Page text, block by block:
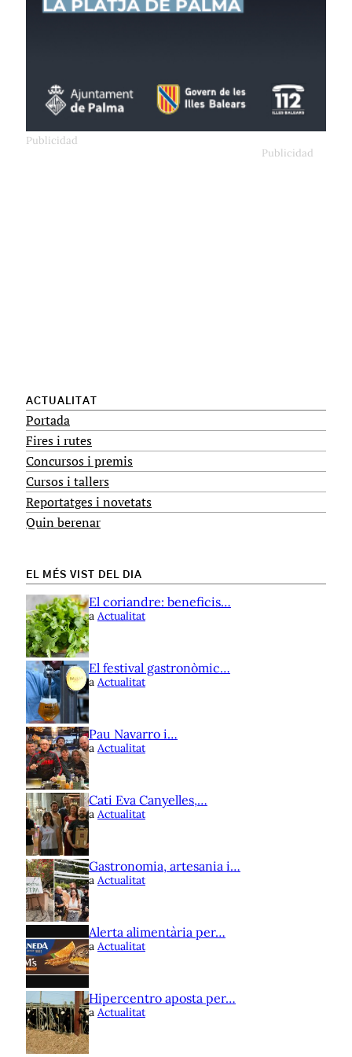
ACTUALITAT
Portada
Fires i rutes
Concursos i premis
Cursos i tallers
Reportatges i novetats
Quin berenar
EL MÉS VIST DEL DIA
El coriandre: beneficis…
a Actualitat
El festival gastronòmic…
a Actualitat
Pau Navarro i…
a Actualitat
Cati Eva Canyelles,…
a Actualitat
Gastronomia, artesania i…
a Actualitat
Alerta alimentària per…
a Actualitat
Hipercentro aposta per…
a Actualitat